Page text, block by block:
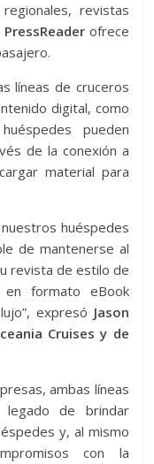
revistas
PressReader ofrece
líneas de cruceros
digital, como
pueden
de la conexión a
material para
huéspedes
de mantenerse al
revista de estilo de
formato eBook
expresó Jason
Cruises y de
ambas líneas
legado de brindar
y, al mismo
con la